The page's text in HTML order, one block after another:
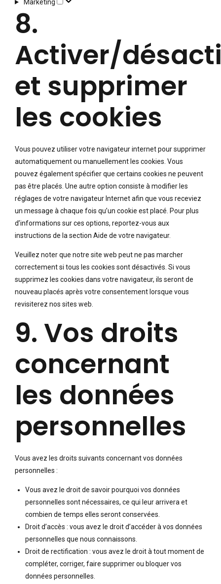
Marketing
8.
Activer/
et supprimer
les cookies
Vous pouvez utiliser votre navigateur internet pour supprimer
automatiquement ou manuellement les cookies. Vous
pouvez également spécifier que certains cookies ne peuvent
pas être placés. Une autre option consiste à modifier les
réglages de votre navigateur Internet afin que vous receviez
un message à chaque fois qu’un cookie est placé. Pour plus
d’informations sur ces options, reportez-vous aux
instructions de la section Aide de votre navigateur.
Veuillez noter que notre site web peut ne pas marcher
correctement si tous les cookies sont désactivés. Si vous
supprimez les cookies dans votre navigateur, ils seront de
nouveau placés après votre consentement lorsque vous
revisiterez nos sites web.
9. Vos droits
concernant
les données
personnelles
Vous avez les droits suivants concernant vos données
personnelles :
Vous avez le droit de savoir pourquoi vos données
personnelles sont nécessaires, ce qui leur arrivera et
combien de temps elles seront conservées.
Droit d’accès : vous avez le droit d’accéder à vos données
personnelles que nous connaissons.
Droit de rectification : vous avez le droit à tout moment de
compléter, corriger, faire supprimer ou bloquer vos
données personnelles.